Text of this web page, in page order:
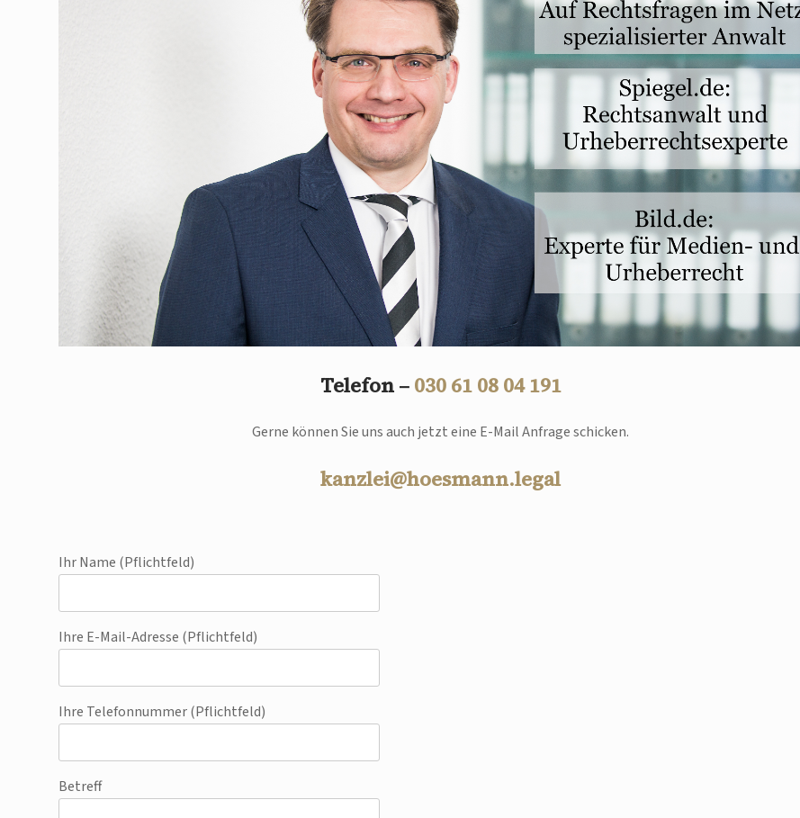
Telefon – 030 61 08 04 191
Gerne können Sie uns auch jetzt eine E-Mail Anfrage schicken.
kanzlei@hoesmann.legal
Ihr Name (Pflichtfeld)
Ihre E-Mail-Adresse (Pflichtfeld)
Ihre Telefonnummer (Pflichtfeld)
Betreff